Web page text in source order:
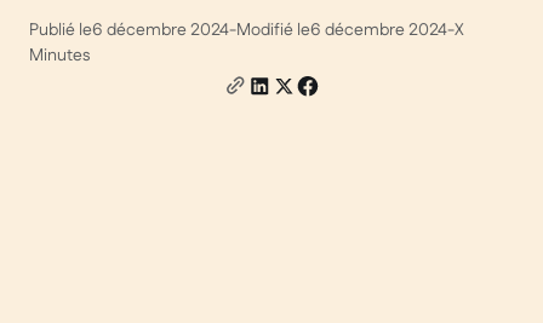
Publié le6 décembre 2024-Modifié le6 décembre 2024-X
Minutes